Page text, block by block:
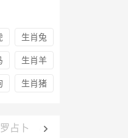
生肖兔
生肖羊
生肖猪
占卜 心理测试